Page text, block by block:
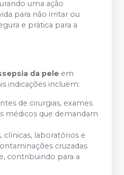
uma ação
para não irritar ou
e prática para a
da pele em
indicações incluem:
de cirurgias, exames
médicos que demandam
laboratórios e
cruzadas.
contribuindo para a